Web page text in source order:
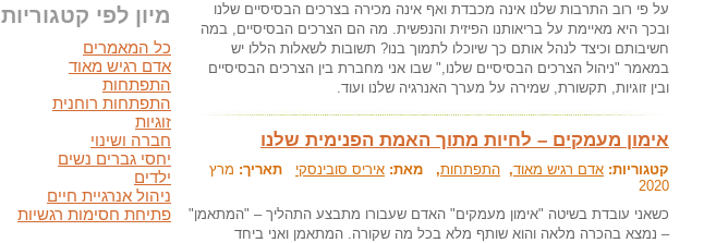
על פי רוב התרבות שלנו אינה מכבדת ואף אינה מכירה בצרכים הבסיסיים שלנו
ובכך היא מאיימת על בריאותנו הפיזית והנפשית. מה הם הצרכים הבסיסיים, במה
חשיבותם וכיצד לנהל אותם כך שיוכלו לתמוך בנו? תשובות לשאלות הללו יש
במאמר "ניהול הצרכים הבסיסיים שלנו," שבו אני מחברת בין הצרכים הבסיסיים
ובין זוגיות, תקשורת, שמירה על מערך האנרגיה שלנו ועוד.
אימון מעמקים – לחיות מתוך האמת הפנימית שלנו
קטגוריות: אדם רגיש מאוד, התפתחות, מאת: איריס סובינסקי תאריך: מרץ
2020
כשאני עובדת בשיטה "אימון מעמקים" האדם שעבורו מתבצע התהליך – "המתאמן"
– נמצא בהכרה מלאה והוא שותף מלא בכל מה שקורה. המתאמן ואני ביחד
מיון לפי קטגוריות
כל המאמרים
אדם רגיש מאוד
התפתחות
התפתחות רוחנית
זוגיות
חברה ושינוי
יחסי גברים נשים
ילדים
ניהול אנרגיית חיים
פתיחת חסימות רגשיות